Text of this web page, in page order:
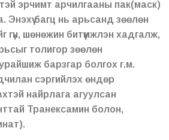
эрчимт арчилгааны пак(маск)
багц нь арьсанд зөөлөн
гүн, шөнөжин битүүмжлэн хадгалж,
толигор зөөлөн
барзгар болгох г.м.
сэргийлэх өндөр
найрлага агуулсан
Транексамин болон,